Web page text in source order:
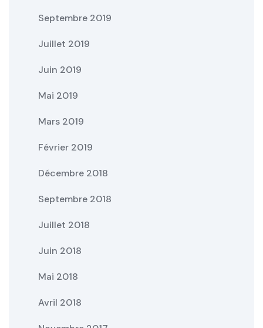
Septembre 2019
Juillet 2019
Juin 2019
Mai 2019
Mars 2019
Février 2019
Décembre 2018
Septembre 2018
Juillet 2018
Juin 2018
Mai 2018
Avril 2018